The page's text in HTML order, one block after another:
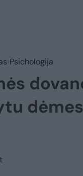
Psichologija